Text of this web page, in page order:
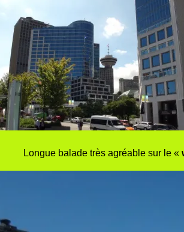
Longue balade très agréable sur le «